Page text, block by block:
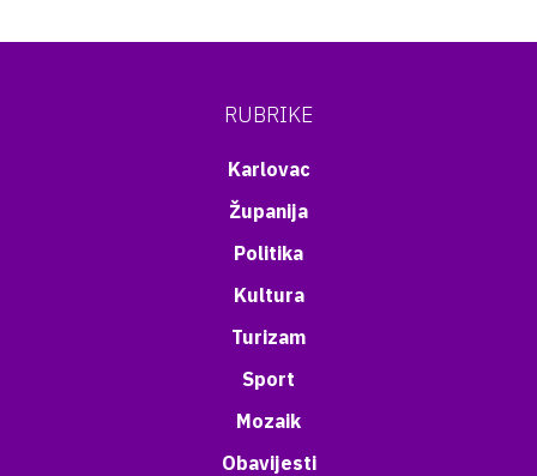
RUBRIKE
Karlovac
Županija
Politika
Kultura
Turizam
Sport
Mozaik
Obavijesti